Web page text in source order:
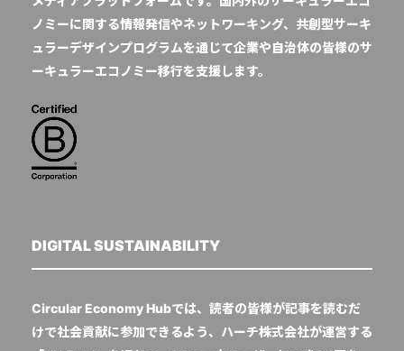
ノミーに関する情報発信やネットワーキング、共創型サーキ
ュラーデザインプログラムを通じて企業や自治体の皆様のサ
ーキュラーエコノミー移行を支援します。
DIGITAL SUSTAINABILITY
Circular Economy Hubでは、読者の皆様が記事を読むだ
けで社会貢献に参加できるよう、ハーチ株式会社が運営する